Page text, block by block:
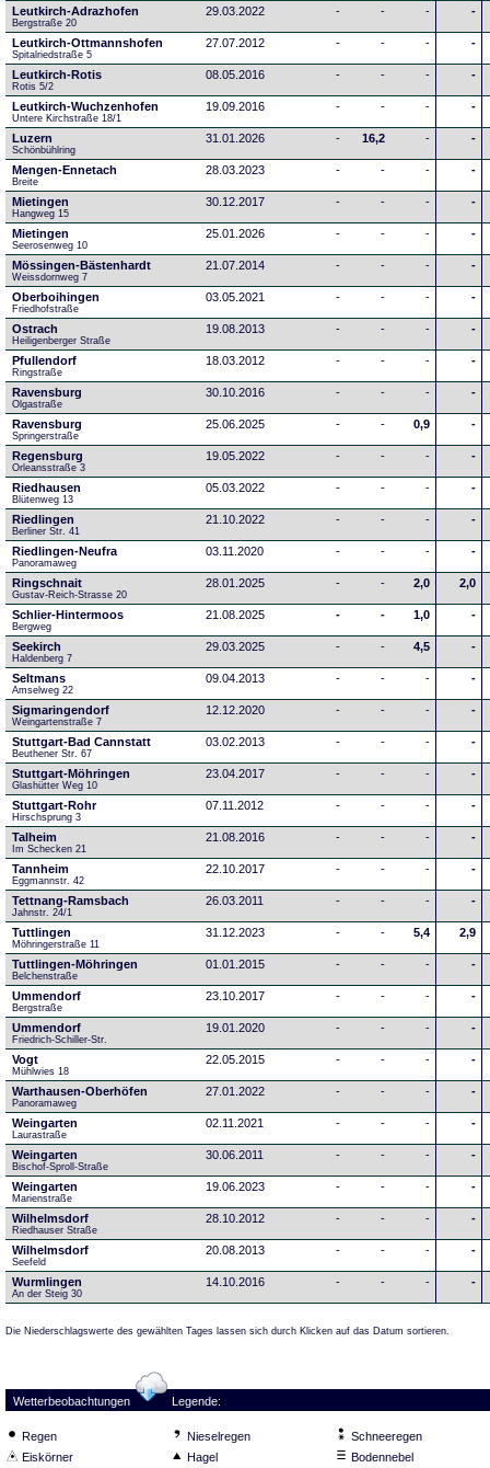
Leutkirch-Adrazhofen
Bergstraße 20
29.03.2022 - - - -
Leutkirch-Ottmannshofen
Spitalriedstraße 5
27.07.2012 - - - -
Leutkirch-Rotis
Rotis 5/2
08.05.2016 - - - -
Leutkirch-Wuchzenhofen
Untere Kirchstraße 18/1
19.09.2016 - - - -
Luzern
Schönbühlring
31.01.2026 - 16,2 - -
Mengen-Ennetach
Breite
28.03.2023 - - - -
Mietingen
Hangweg 15
30.12.2017 - - - -
Mietingen
Seerosenweg 10
25.01.2026 - - - -
Mössingen-Bästenhardt
Weissdornweg 7
21.07.2014 - - - -
Oberboihingen
Friedhofstraße
03.05.2021 - - - -
Ostrach
Heiligenberger Straße
19.08.2013 - - - -
Pfullendorf
Ringstraße
18.03.2012 - - - -
Ravensburg
Olgastraße
30.10.2016 - - - -
Ravensburg
Springerstraße
25.06.2025 - - 0,9 -
Regensburg
Orleansstraße 3
19.05.2022 - - - -
Riedhausen
Blütenweg 13
05.03.2022 - - - -
Riedlingen
Berliner Str. 41
21.10.2022 - - - -
Riedlingen-Neufra
Panoramaweg
03.11.2020 - - - -
Ringschnait
Gustav-Reich-Strasse 20
28.01.2025 - - 2,0 2,0
Schlier-Hintermoos
Bergweg
21.08.2025 - - 1,0 -
Seekirch
Haldenberg 7
29.03.2025 - - 4,5 -
Seltmans
Amselweg 22
09.04.2013 - - - -
Sigmaringendorf
Weingartenstraße 7
12.12.2020 - - - -
Stuttgart-Bad Cannstatt
Beuthener Str. 67
03.02.2013 - - - -
Stuttgart-Möhringen
Glashütter Weg 10
23.04.2017 - - - -
Stuttgart-Rohr
Hirschsprung 3
07.11.2012 - - - -
Talheim
Im Schecken 21
21.08.2016 - - - -
Tannheim
Eggmannstr. 42
22.10.2017 - - - -
Tettnang-Ramsbach
Jahnstr. 24/1
26.03.2011 - - - -
Tuttlingen
Möhringerstraße 11
31.12.2023 - - 5,4 2,9
Tuttlingen-Möhringen
Belchenstraße
01.01.2015 - - - -
Ummendorf
Bergstraße
23.10.2017 - - - -
Ummendorf
Friedrich-Schiller-Str.
19.01.2020 - - - -
Vogt
Mühlwies 18
22.05.2015 - - - -
Warthausen-Oberhöfen
Panoramaweg
27.01.2022 - - - -
Weingarten
Laurastraße
02.11.2021 - - - -
Weingarten
Bischof-Sproll-Straße
30.06.2011 - - - -
Weingarten
Marienstraße
19.06.2023 - - - -
Wilhelmsdorf
Riedhauser Straße
28.10.2012 - - - -
Wilhelmsdorf
Seefeld
20.08.2013 - - - -
Wurmlingen
An der Steig 30
14.10.2016 - - - -
Die Niederschlagswerte des gewählten Tages lassen sich durch Klicken auf das Datum sortieren.
Wetterbeobachtungen Legende:
Regen Nieselregen
Schneeregen
Eiskörner
Hagel Bodennebel